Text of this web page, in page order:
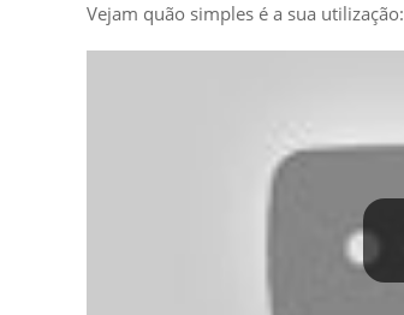
Vejam quão simples é a sua utilização: